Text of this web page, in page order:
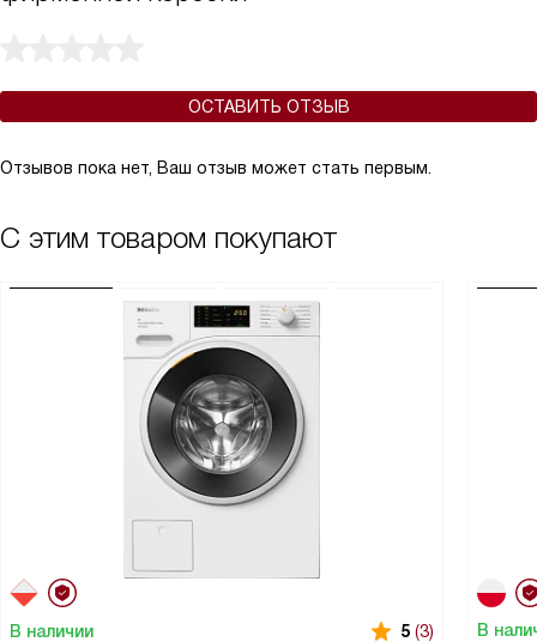
ОСТАВИТЬ ОТЗЫВ
Отзывов пока нет, Ваш отзыв может стать первым.
С этим товаром покупают
В наличии 5 (3) В